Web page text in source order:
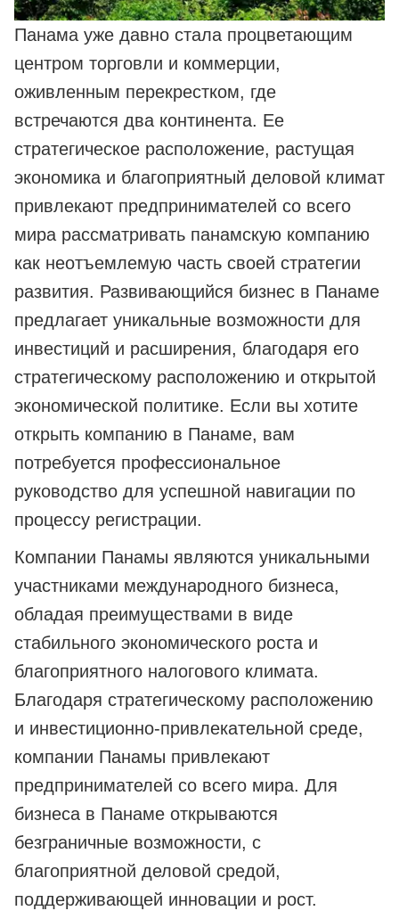
Панама уже давно стала процветающим
центром торговли и коммерции,
оживленным перекрестком, где
встречаются два континента. Ее
стратегическое расположение, растущая
экономика и благоприятный деловой климат
привлекают предпринимателей со всего
мира рассматривать панамскую компанию
как неотъемлемую часть своей стратегии
развития. Развивающийся бизнес в Панаме
предлагает уникальные возможности для
инвестиций и расширения, благодаря его
стратегическому расположению и открытой
экономической политике. Если вы хотите
открыть компанию в Панаме, вам
потребуется профессиональное
руководство для успешной навигации по
процессу регистрации.
Компании Панамы являются уникальными
участниками международного бизнеса,
обладая преимуществами в виде
стабильного экономического роста и
благоприятного налогового климата.
Благодаря стратегическому расположению
и инвестиционно-привлекательной среде,
компании Панамы привлекают
предпринимателей со всего мира. Для
бизнеса в Панаме открываются
безграничные возможности, с
благоприятной деловой средой,
поддерживающей инновации и рост.